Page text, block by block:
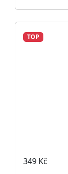
TOP
349 Kč